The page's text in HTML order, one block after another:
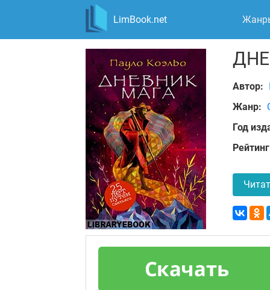
LimBook.net
Автор:
Жанр:
Год